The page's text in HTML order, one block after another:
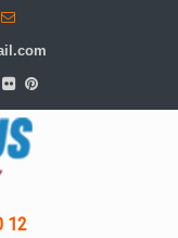
12